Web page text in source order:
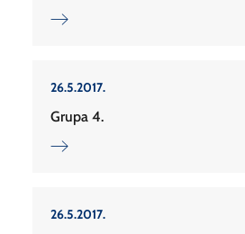
26.5.2017.
Grupa 4.
26.5.2017.